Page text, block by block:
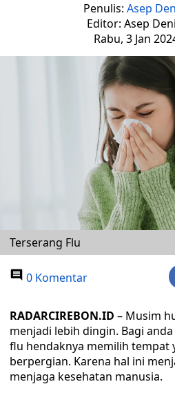
Penulis: Asep
Editor: Asep
Rabu, 3 Jan
Terserang Flu
0 Komentar
RADARCIREBON.ID – Musim
menjadi lebih dingin. Bagi
flu hendaknya memilih tempat
berpergian. Karena hal ini
menjaga kesehatan manusia.